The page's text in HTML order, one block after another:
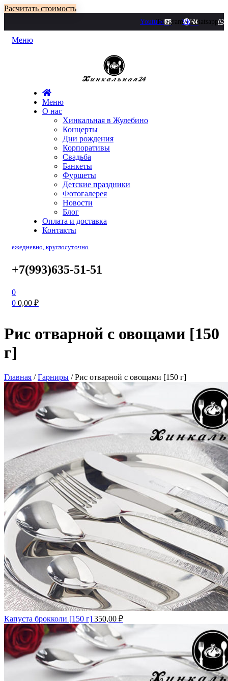
Расчитать стоимость
YoutubeTelegramVkWhatsapp
Меню
Меню
О нас
Хинкальная в Жулебино
Концерты
Дни рождения
Корпоративы
Свадьба
Банкеты
Фуршеты
Детские праздники
Фотогалерея
Новости
Блог
Оплата и доставка
Контакты
ежедневно, круглосуточно
+7(993)635-51-51
0
0 0,00 ₽
Рис отварной с овощами [150
г]
Главная /Гарниры /Рис отварной с овощами [150 г]
Капуста брокколи [150 г] 350,00 ₽